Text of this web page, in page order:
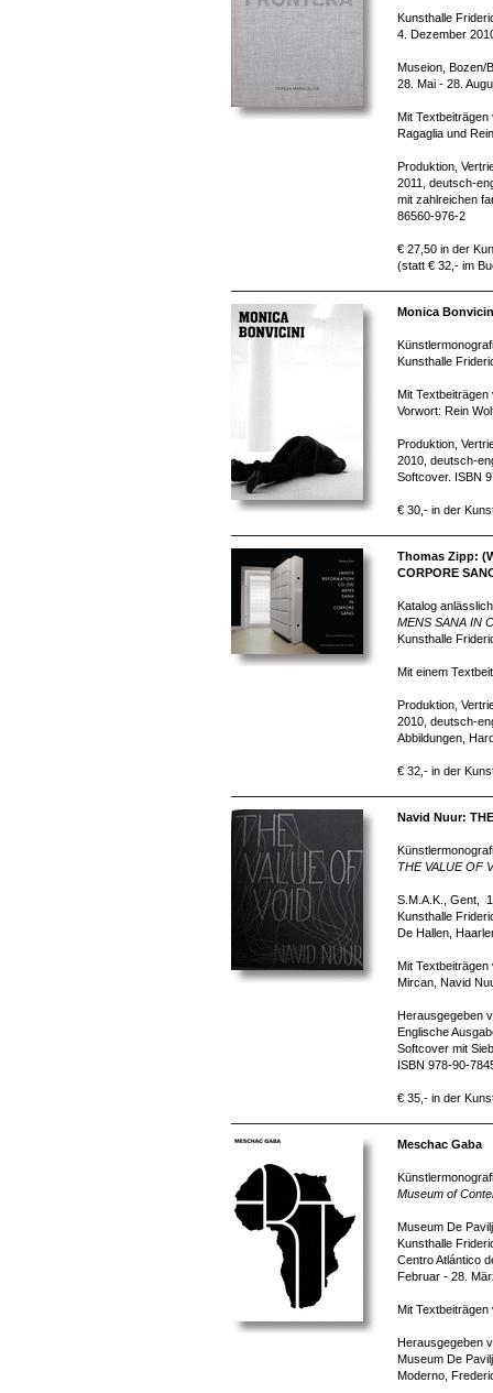
Kunsthalle
4. Dezember
Museion, Bozen/
28. Mai - 28.
Mit Textbeiträgen
Ragaglia und
Produktion,
2011, deutsch-
mit zahlreichen
86560-976-2
€ 27,50 in der
(statt € 32,- im
Monica
Kunsthalle
Mit
Vorwort: Rein
Produktion,
2010, deutsch-
Softcover. ISBN
€ 30,- in der
Thomas Zipp:
CORPORE
Katalog
MENS SANA IN
Kunsthalle
Mit einem
Produktion,
2010, deutsch-
Abbildungen,
€ 32,- in der
Navid Nuur:
THE VALUE OF
S.M.A.K., Gent,
Kunsthalle
De Hallen,
Mit
Mircan, Navid
Herausgegeben
Englische
Softcover mit
ISBN 978-90-
€ 35,- in der
Meschac Gaba
Museum of
Museum De
Kunsthalle
Centro Atlántico
Februar - 28.
Mit Textbeiträgen
Herausgegeben
Museum De
Moderno,